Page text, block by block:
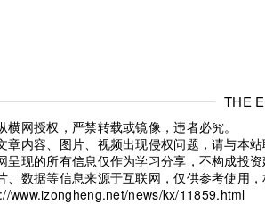
THE
横网授权，严禁转载或镜像，违者必究。
章内容、图片、视频出现侵权问题，请与本站
呈现的所有信息仅作为学习分享，不构成投
、数据等信息来源于互联网，仅供参考使用
www.izongheng.net/news/kx/11859.html